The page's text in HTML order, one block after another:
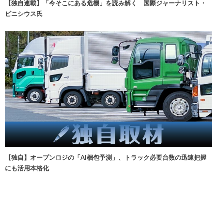
【独自連載】「今そこにある危機」を読み解く 国際ジャーナリスト・
ビニシウス氏
【独自】オープンロジの「AI梱包予測」、トラック必要台数の迅速把握
にも活用本格化